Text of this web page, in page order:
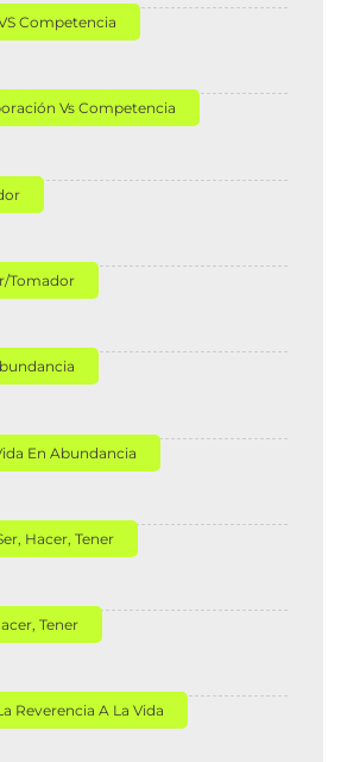
Competencia
Vs Competencia
Tomador
En Abundancia
Hacer, Tener
Tener
Reverencia A La Vida